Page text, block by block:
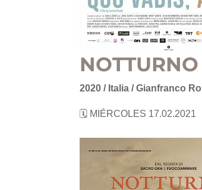
NOTTURNO
2020 / Italia / Gianfranco
🗓 MIÉRCOLES 17.02.2021